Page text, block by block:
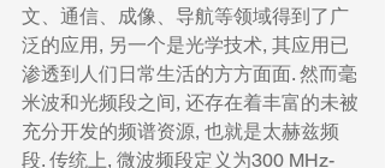
文、通信、成像、导航等领域得到了广
泛的应用, 另一个是光学技术, 其应用已
渗透到人们日常生活的方方面面. 然而毫
米波和光频段之间, 还存在着丰富的未被
充分开发的频谱资源, 也就是太赫兹频
段. 传统上, 微波频段定义为300 MHz-